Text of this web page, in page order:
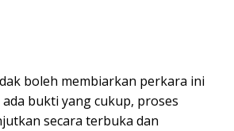
boleh membiarkan perkara ini
bukti yang cukup, proses
secara terbuka dan